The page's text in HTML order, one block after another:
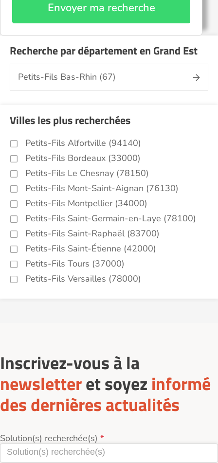
Envoyer ma recherche
Recherche par département en Grand Est
Petits-Fils Bas-Rhin (67)
Villes les plus recherchées
Petits-Fils Alfortville (94140)
Petits-Fils Bordeaux (33000)
Petits-Fils Le Chesnay (78150)
Petits-Fils Mont-Saint-Aignan (76130)
Petits-Fils Montpellier (34000)
Petits-Fils Saint-Germain-en-Laye (78100)
Petits-Fils Saint-Raphaël (83700)
Petits-Fils Saint-Étienne (42000)
Petits-Fils Tours (37000)
Petits-Fils Versailles (78000)
Inscrivez-vous à la
newsletteret soyez informé
des dernières actualités
Solution(s) recherchée(s)